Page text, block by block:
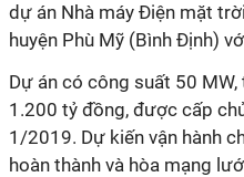
dự án Nhà máy Điện mặt
huyện Phù Mỹ (Bình Định)
Dự án có công suất 50
1.200 tỷ đồng, được cấp
1/2019. Dự kiến vận hành
hoàn thành và hòa mạng